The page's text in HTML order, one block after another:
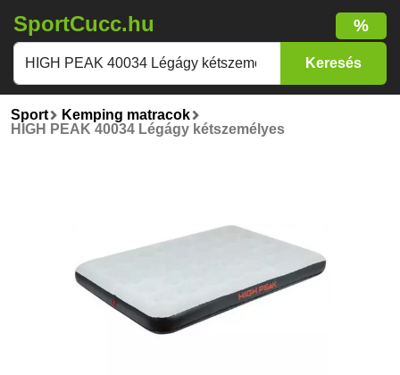
SportCucc.hu %
Sport
Kemping matracok
HIGH PEAK 40034 Légágy kétszemélyes